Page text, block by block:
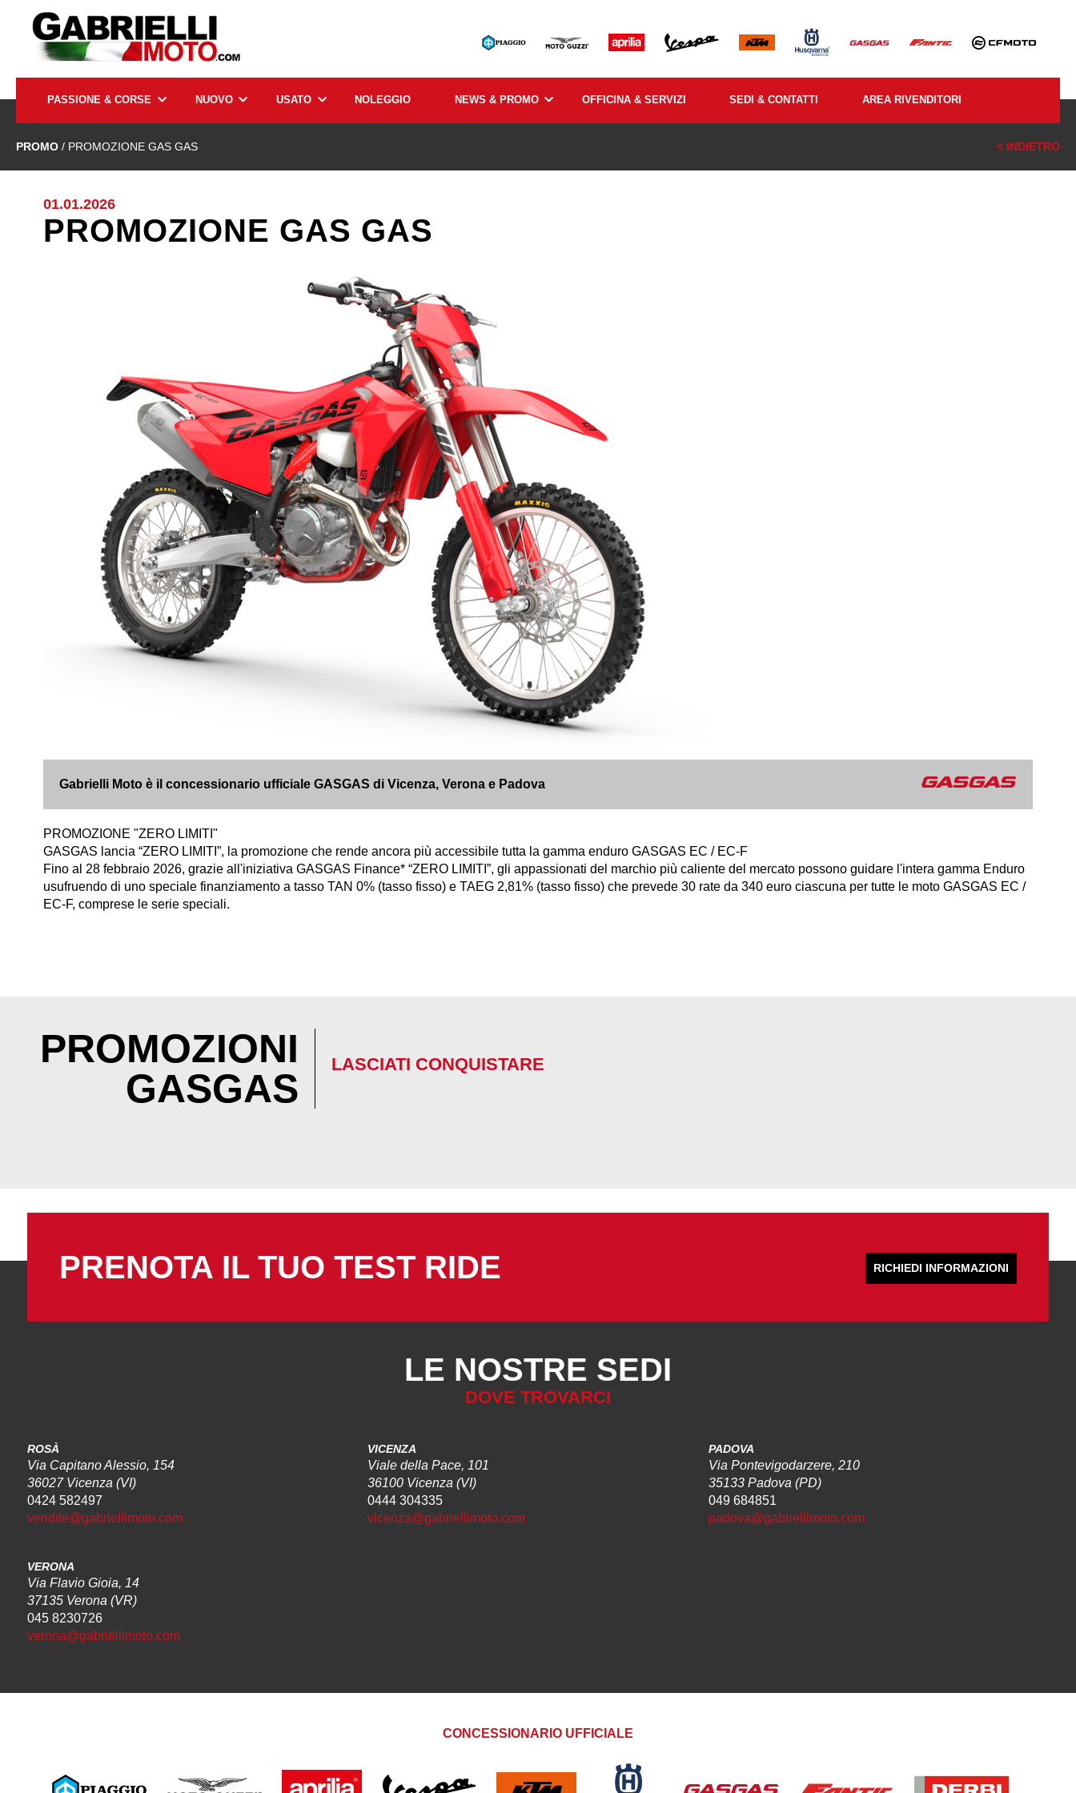
PASSIONE & CORSE NUOVO USATO NOLEGGIO NEWS & PROMO OFFICINA & SERVIZI SEDI & CONTATTI AREA RIVENDITORI
PROMO / PROMOZIONE GAS GAS < INDIETRO
01.01.2026
PROMOZIONE GAS GAS
Gabrielli Moto è il concessionario ufficiale GASGAS di Vicenza, Verona e Padova
PROMOZIONE "ZERO LIMITI"
GASGAS lancia “ZERO LIMITI”, la promozione che rende ancora più accessibile tutta la gamma enduro GASGAS EC / EC-F
Fino al 28 febbraio 2026, grazie all'iniziativa GASGAS Finance* “ZERO LIMITI”, gli appassionati del marchio più caliente del mercato possono guidare l'intera gamma Enduro
usufruendo di uno speciale finanziamento a tasso TAN 0% (tasso fisso) e TAEG 2,81% (tasso fisso) che prevede 30 rate da 340 euro ciascuna per tutte le moto GASGAS EC /
EC-F, comprese le serie speciali.
PROMOZIONI
GASGAS
LASCIATI CONQUISTARE
PRENOTA IL TUO TEST RIDE RICHIEDI INFORMAZIONI
LE NOSTRE SEDI
DOVE TROVARCI
ROSÀ
Via Capitano Alessio, 154
36027 Vicenza (VI)
0424 582497
vendite@gabriellimoto.com
VICENZA
Viale della Pace, 101
36100 Vicenza (VI)
0444 304335
vicenza@gabriellimoto.com
PADOVA
Via Pontevigodarzere, 210
35133 Padova (PD)
049 684851
padova@gabriellimoto.com
VERONA
Via Flavio Gioia, 14
37135 Verona (VR)
045 8230726
verona@gabriellimoto.com
CONCESSIONARIO UFFICIALE